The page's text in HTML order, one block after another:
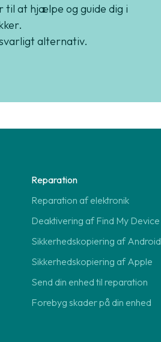
til at hjælpe og guide dig i
alternativ.
Reparation
Reparation af elektronik
Deaktivering af Find My Device
Sikkerhedskopiering af Android
Sikkerhedskopiering af Apple
Send din enhed til reparation
Forebyg skader på din enhed